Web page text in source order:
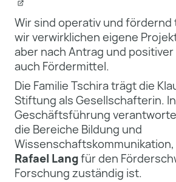
Wir sind operativ und fördernd
wir verwirklichen eigene
aber nach Antrag und
auch Fördermittel.
Die Familie Tschira trägt die
Stiftung als Gesellschafterin.
Geschäftsführung
die Bereiche Bildung und
Rafael Langfür den
Forschung zuständig ist.